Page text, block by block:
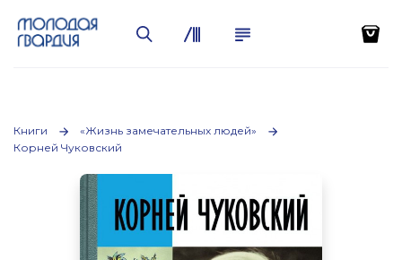
Книги
«Жизнь замечательных людей»
Корней Чуковский